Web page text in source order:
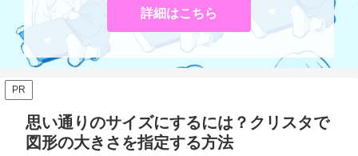
詳細はこちら
PR
思い通りのサイズにするには？クリスタで
図形の大きさを指定する方法